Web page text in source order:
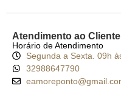
Atendimento ao Cliente
Horário de Atendimento
Segunda a Sexta. 09h
32988647790